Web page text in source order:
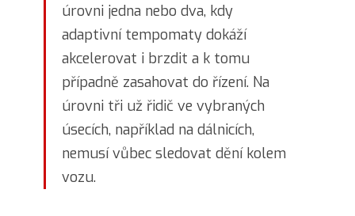
úrovni jedna nebo dva, kdy
adaptivní tempomaty dokáží
akcelerovat i brzdit a k tomu
případně zasahovat do řízení. Na
úrovni tři už řidič ve vybraných
úsecích, například na dálnicích,
nemusí vůbec sledovat dění kolem
vozu.